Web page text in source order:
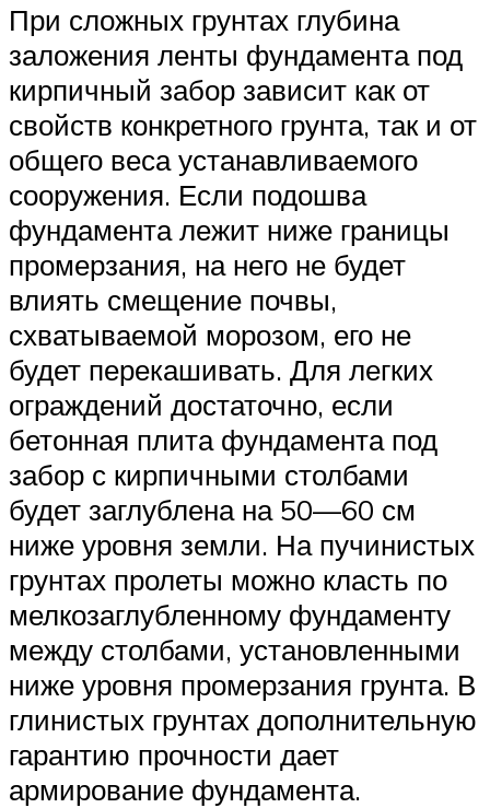
При сложных грунтах глубина
заложения ленты фундамента под
кирпичный забор зависит как от
свойств конкретного грунта, так и от
общего веса устанавливаемого
сооружения. Если подошва
фундамента лежит ниже границы
промерзания, на него не будет
влиять смещение почвы,
схватываемой морозом, его не
будет перекашивать. Для легких
ограждений достаточно, если
бетонная плита фундамента под
забор с кирпичными столбами
будет заглублена на 50—60 см
ниже уровня земли. На пучинистых
грунтах пролеты можно класть по
мелкозаглубленному фундаменту
между столбами, установленными
ниже уровня промерзания грунта. В
глинистых грунтах дополнительную
гарантию прочности дает
армирование фундамента.